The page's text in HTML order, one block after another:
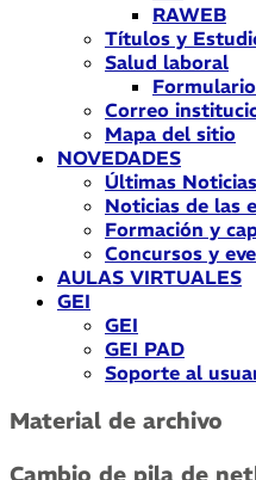
RAWEB
Títulos y
Salud laboral
Correo
Mapa del sitio
NOVEDADES
Últimas Noticias
Noticias de las
Formación y
Concursos y
AULAS VIRTUALES
GEI
GEI
GEI PAD
Soporte al
Material de archivo
Cambio de pila de